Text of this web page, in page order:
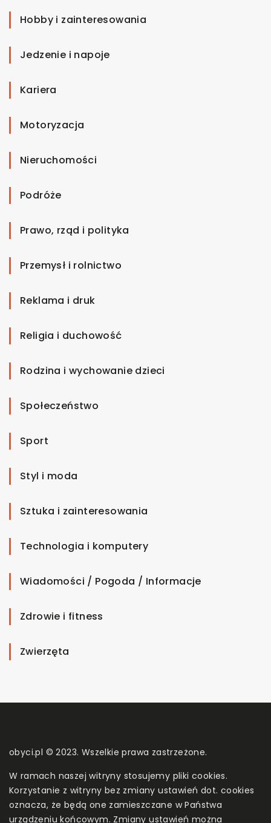
Hobby i zainteresowania
Jedzenie i napoje
Kariera
Motoryzacja
Nieruchomości
Podróże
Prawo, rząd i polityka
Przemysł i rolnictwo
Reklama i druk
Religia i duchowość
Rodzina i wychowanie dzieci
Społeczeństwo
Sport
Styl i moda
Sztuka i zainteresowania
Technologia i komputery
Wiadomości / Pogoda / Informacje
Zdrowie i fitness
Zwierzęta
obyci.pl © 2023. Wszelkie prawa zastrzeżone.
W ramach naszej witryny stosujemy pliki cookies.
Korzystanie z witryny bez zmiany ustawień dot. cookies
oznacza, że będą one zamieszczane w Państwa
urządzeniu końcowym. Zmiany ustawień można